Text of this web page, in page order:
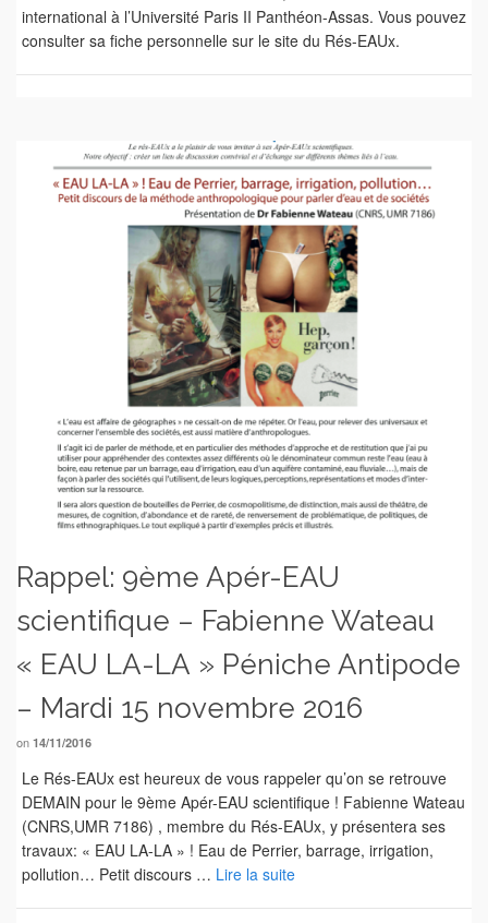
international à l’Université Paris II Panthéon-Assas. Vous pouvez
consulter sa fiche personnelle sur le site du Rés-EAUx.
Rappel: 9ème Apér-EAU
scientifique – Fabienne Wateau
« EAU LA-LA » Péniche Antipode
– Mardi 15 novembre 2016
on 14/11/2016
Le Rés-EAUx est heureux de vous rappeler qu’on se retrouve
DEMAIN pour le 9ème Apér-EAU scientifique ! Fabienne Wateau
(CNRS,UMR 7186) , membre du Rés-EAUx, y présentera ses
travaux: « EAU LA-LA » ! Eau de Perrier, barrage, irrigation,
pollution… Petit discours … Lire la suite